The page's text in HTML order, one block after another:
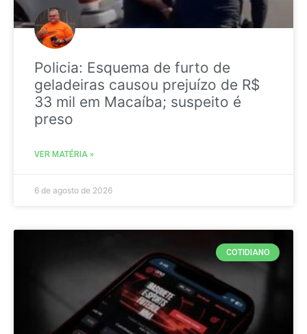
Policia: Esquema de furto de
geladeiras causou prejuízo de R$
33 mil em Macaíba; suspeito é
preso
VER MATÉRIA »
6 de agosto de 2026
COTIDIANO